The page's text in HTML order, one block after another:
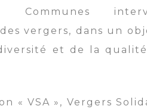
vergers, dans un
et de la
« VSA », Vergers